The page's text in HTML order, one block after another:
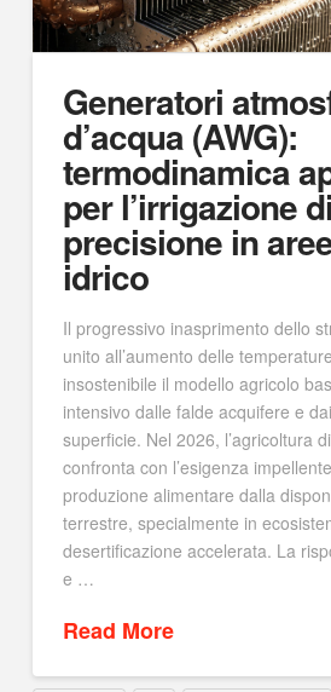
Generatori
d’acqua (AWG):
termodinamica
per l’irrigazione di
precisione in
idrico
Il progressivo inasprimento dello
unito all’aumento delle
insostenibile il modello agricolo
intensivo dalle falde acquifere e
superficie. Nel 2026, l’agricoltura
confronta con l’esigenza
produzione alimentare dalla
terrestre, specialmente in
desertificazione accelerata. La
e …
Read More